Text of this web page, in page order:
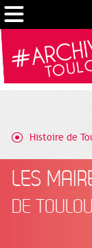
Histoire de
LES
DE
Gestion de vos